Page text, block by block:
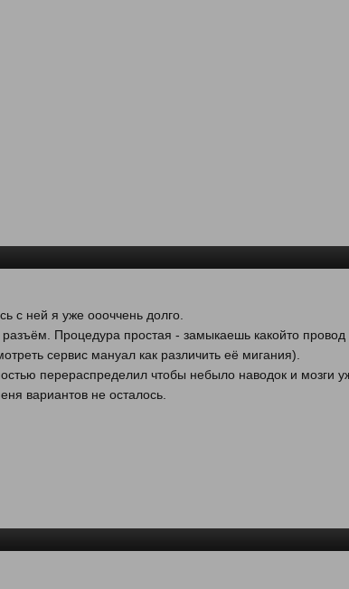
с ней я уже оооччень долго.
Процедура простая - замыкаешь какойто провод
сервис мануал как различить её мигания).
перераспределил чтобы небыло наводок и мозги
вариантов не осталось.